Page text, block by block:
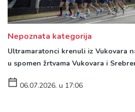
Nepoznata kategorija
Ultramaratonci krenuli iz Vukovara
u spomen žrtvama Vukovara i
06.07.2026. u 17:06